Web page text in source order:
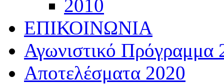
2010
ΕΠΙΚΟΙΝΩΝΙΑ
Αγωνιστικό Πρόγραμμα
Αποτελέσματα 2020